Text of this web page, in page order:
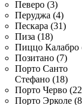
Певеро (3)
Перуджа (4)
Пескара (31)
Пиза (18)
Пиццо Калабро
Позитано (7)
Порто Санто
Стефано (18)
Порто Черво
Порто Эрколе